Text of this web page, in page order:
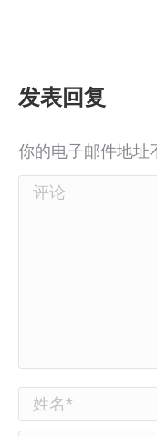
发表回复
你的电子邮件地址
评论
姓名 *